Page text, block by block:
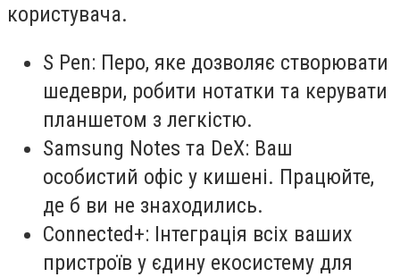
користувача.
S Pen: Перо, яке дозволяє створювати
шедеври, робити нотатки та керувати
планшетом з легкістю.
Samsung Notes та DeX: Ваш
особистий офіс у кишені. Працюйте,
де б ви не знаходились.
Connected+: Інтеграція всіх ваших
пристроїв у єдину екосистему для